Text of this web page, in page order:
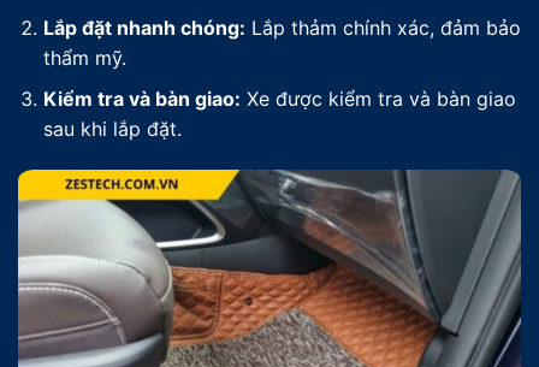
Lắp đặt nhanh chóng: Lắp thảm chính xác, đảm bảo
thẩm mỹ.
Kiểm tra và bàn giao: Xe được kiểm tra và bàn giao
sau khi lắp đặt.